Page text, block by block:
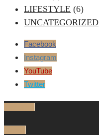
LIFESTYLE (6)
UNCATEGORIZED
Facebook
Instagram
YouTube
Twitter